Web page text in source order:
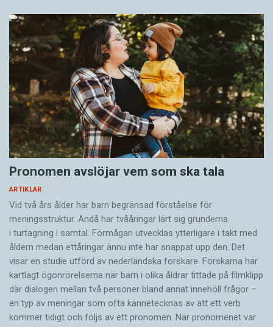
Pronomen avslöjar vem som ska tala
ARTIKLAR
Vid två års ålder har barn begränsad förståelse för
meningsstruktur. Ändå har tvååringar lärt sig grunderna
i turtagning i samtal. Förmågan utvecklas ytterligare i takt med
åldern medan ettåringar ännu inte har snappat upp den. Det
visar en studie utförd av nederländska forskare. Forskarna har
kartlagt ögonrörelserna när barn i olika åldrar tittade på filmklipp
där dialogen mellan två personer bland annat innehöll frågor –
en typ av meningar som ofta kännetecknas av att ett verb
kommer tidigt och följs av ett pronomen. När pronomenet var